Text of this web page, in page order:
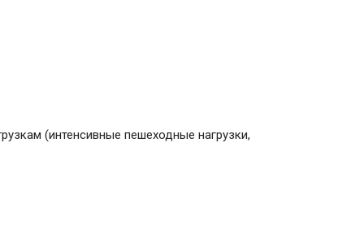
(интенсивные пешеходные нагрузки,